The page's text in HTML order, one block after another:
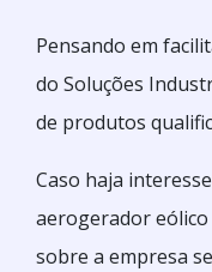
Pensando em
do Soluções
de produtos
Caso haja
aerogerador
sobre a empresa